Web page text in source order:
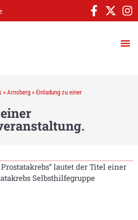
» Arnsberg » Einladung zu einer
lautet der Titel einer
Selbsthilfegruppe